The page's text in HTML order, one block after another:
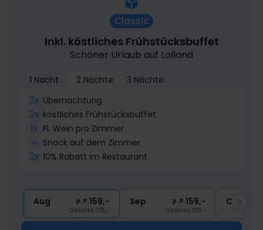
Classic
Inkl. köstliches Frühstücksbuffet
Schöner Urlaub auf Lolland
1 Nacht 2 Nächte 3 Nächte
2x Übernachtung
2x köstliches Frühstücksbuffet
1x Fl. Wein pro Zimmer
∞ Snack auf dem Zimmer
2x 10% Rabatt im Restaurant
Aug p. P.159,-
Gesamt 318,-
Sep p. P.159,-
Gesamt 318,-
Okt